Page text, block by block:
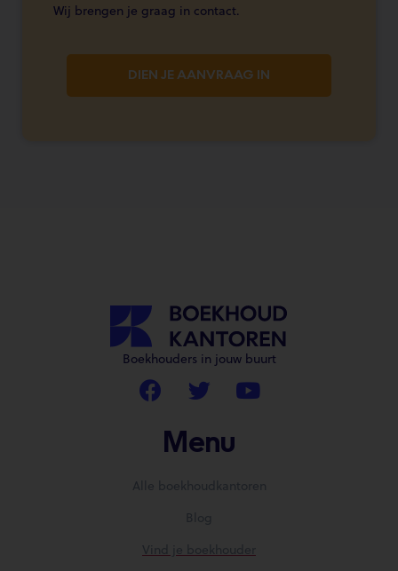
Wij brengen je graag in contact.
DIEN JE AANVRAAG IN
Boekhouders in jouw buurt
Menu
Alle boekhoudkantoren
Blog
Vind je boekhouder